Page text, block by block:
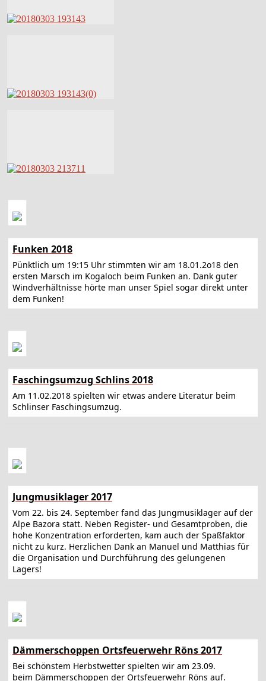
Funken 2018
Pünktlich um 19:15 Uhr stimmten wir am 18.01.2o18 den
ersten Marsch im Kogaloch beim Funken an. Dank guter
Windverhältnisse hörte man unser Spiel sogar direkt unter
dem Funken!
Faschingsumzug Schlins 2018
Am 11.02.2018 spielten wir etwas andere Literatur beim
Schlinser Faschingsumzug.
Jungmusiklager 2017
Vom 22. bis 24. September fand das Jungmusiklager auf der
Alpe Bazora statt. Neben Register- und Gesamtproben, die
hohe Konzentration erforderten, kam auch der Spaßfaktor
nicht zu kurz. Herzlichen Dank an Manuel und Matthias für
die Organisation und Durchführung des gelungenen
Lagers!
Dämmerschoppen Ortsfeuerwehr Röns 2017
Bei schönstem Herbstwetter spielten wir am 23.09.
beim Dämmerschoppen der Ortsfeuerwehr Röns auf.